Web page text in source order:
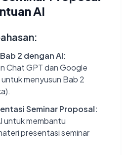
AI
2 dengan AI:
Chat GPT dan Google
menyusun Bab 2
Seminar Proposal:
untuk membantu
presentasi seminar